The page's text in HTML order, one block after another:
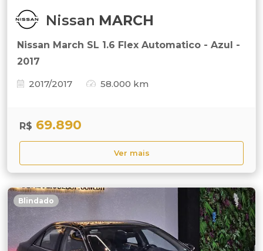
Nissan MARCH
Nissan March SL 1.6 Flex Automatico - Azul -
2017
2017/2017
58.000 km
R$ 69.890
Ver mais
Blindado